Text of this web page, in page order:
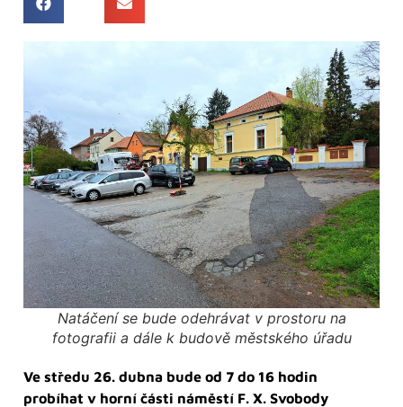
Natáčení se bude odehrávat v prostoru na
fotografii a dále k budově městského úřadu
Ve středu 26. dubna bude od 7 do 16 hodin
probíhat v horní části náměstí F. X. Svobody